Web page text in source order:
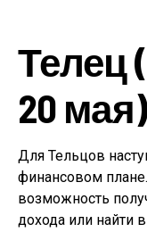
Телец
20 мая)
Для Тельцов
финансовом
возможность
дохода или найти